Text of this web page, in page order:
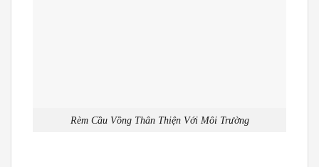
Rèm Cầu Vồng Thân Thiện Với Môi Trường